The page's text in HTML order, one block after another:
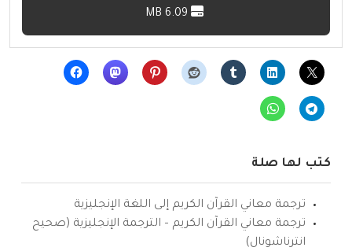
كتب لها صلة
ترجمة معاني القرآن الكريم إلى اللغة الإنجليزية
ترجمة معاني القرآن الكريم – الترجمة الإنجليزية (صحيح
انترناشونال)